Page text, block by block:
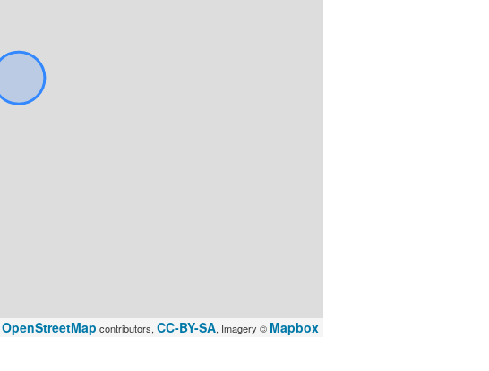
OpenStreetMap contributors, CC-BY-SA, Imagery © Mapbox